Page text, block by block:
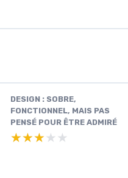
DESIGN : SOBRE,
FONCTIONNEL, MAIS PAS
PENSÉ POUR ÊTRE ADMIRÉ
★★★★★
★★★★★